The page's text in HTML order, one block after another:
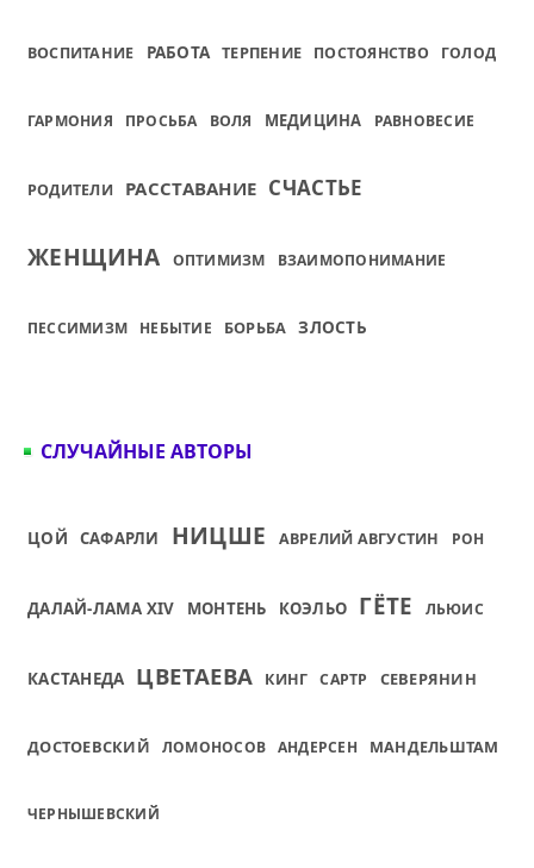
ВОСПИТАНИЕ РАБОТА ТЕРПЕНИЕ ПОСТОЯНСТВО ГОЛОД
ГАРМОНИЯ ПРОСЬБА ВОЛЯ МЕДИЦИНА РАВНОВЕСИЕ
РОДИТЕЛИ РАССТАВАНИЕ СЧАСТЬЕ
ЖЕНЩИНА ОПТИМИЗМ ВЗАИМОПОНИМАНИЕ
ПЕССИМИЗМ НЕБЫТИЕ БОРЬБА ЗЛОСТЬ
СЛУЧАЙНЫЕ АВТОРЫ
ЦОЙ САФАРЛИ НИЦШЕ АВРЕЛИЙ АВГУСТИН РОН
ДАЛАЙ-ЛАМА XIV МОНТЕНЬ КОЭЛЬО ГЁТЕ ЛЬЮИС
КАСТАНЕДА ЦВЕТАЕВА КИНГ САРТР СЕВЕРЯНИН
ДОСТОЕВСКИЙ ЛОМОНОСОВ АНДЕРСЕН МАНДЕЛЬШТАМ
ЧЕРНЫШЕВСКИЙ